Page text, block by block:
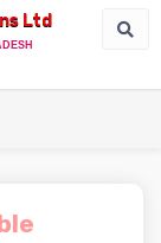
Ltd